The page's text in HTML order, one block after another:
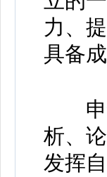
力、
具备
申论
析、
发挥